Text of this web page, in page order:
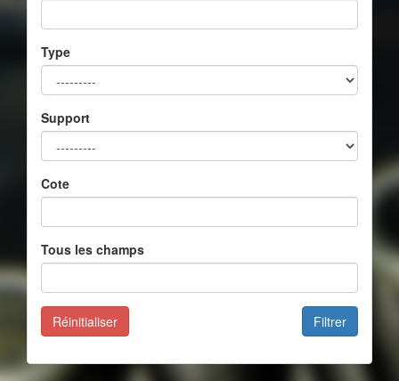
Type
Support
Cote
Tous les champs
Filtrer
Réinitialiser